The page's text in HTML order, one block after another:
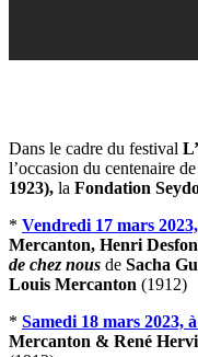
Dans le cadre du festival
l’occasion du centenaire
1923), la Fondation
* Vendredi 17 mars
Mercanton, Henri
de chez nous de Sacha
Louis Mercanton (1912)
* Samedi 18 mars 2023,
Mercanton & René